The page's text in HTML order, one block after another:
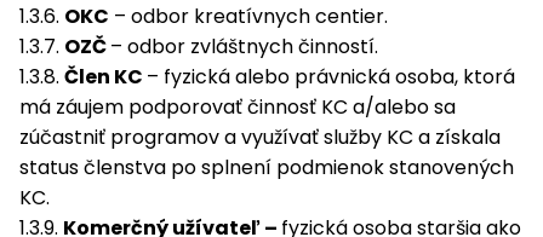
1.3.6. OKC – odbor kreatívnych centier.
1.3.7. OZČ– odbor zvláštnych činností.
1.3.8. Člen KC – fyzická alebo právnická osoba, ktorá
má záujem podporovať činnosť KC a/alebo sa
zúčastniť programov a využívať služby KC a získala
status členstva po splnení podmienok stanovených
KC.
1.3.9. Komerčný užívateľ – fyzická osoba staršia ako